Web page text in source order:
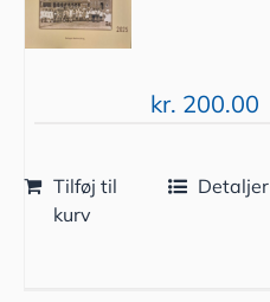
kr. 200.00
Tilføj til
kurv
Detaljer